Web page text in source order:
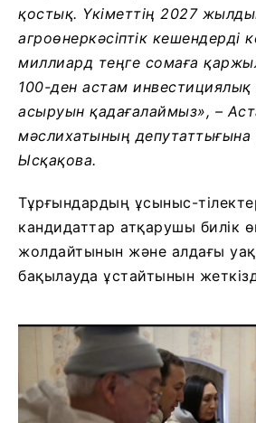
қостық. Үкіметтің 2027
агроөнеркәсіптік кешендерді
миллиард теңге сомаға
100-ден астам инвестициялық
асыруын қадағалаймыз», –
мәслихатының депутаттығына
Ысқақова.
Тұрғындардың ұсыныс-
кандидаттар атқарушы билік
жолдайтынын және алдағы
бақылауда ұстайтынын